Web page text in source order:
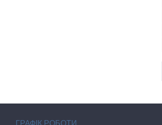
ГРАФІК РОБОТИ